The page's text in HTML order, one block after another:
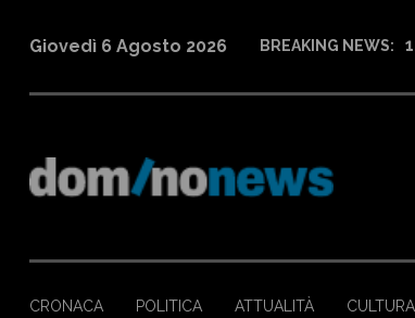
Giovedì 6 Agosto 2026 BREAKING NEWS:
CRONACA POLITICA ATTUALITÀ